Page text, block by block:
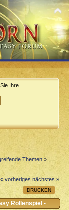
Sie Ihre
Themen »
« vorheriges nächstes »
DRUCKEN
Rollenspiel -